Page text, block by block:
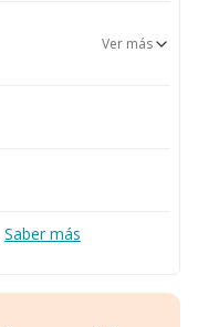
Ver más
Saber más